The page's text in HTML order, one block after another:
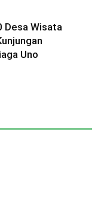
Desa Wisata
Uno